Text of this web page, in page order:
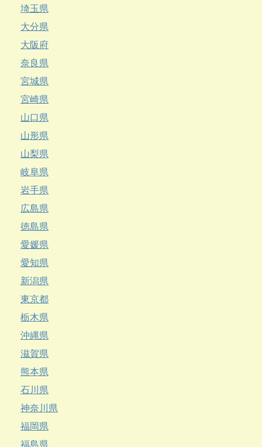
埼玉県
大分県
大阪府
奈良県
宮城県
宮崎県
山口県
山形県
山梨県
岐阜県
岩手県
広島県
徳島県
愛媛県
愛知県
新潟県
東京都
栃木県
沖縄県
滋賀県
熊本県
石川県
神奈川県
福岡県
福島県